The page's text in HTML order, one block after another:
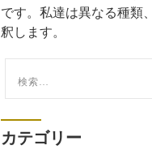
です。私達は異なる種類
釈します。
索:
カテゴリー